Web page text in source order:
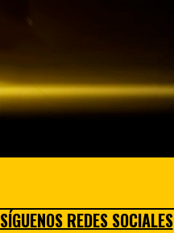
SÍGUENOS REDES SOCIALES